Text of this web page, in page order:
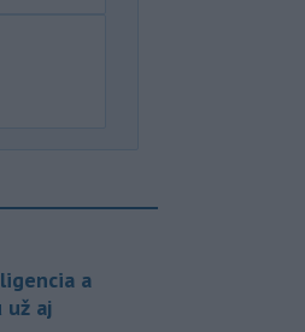
a
už aj